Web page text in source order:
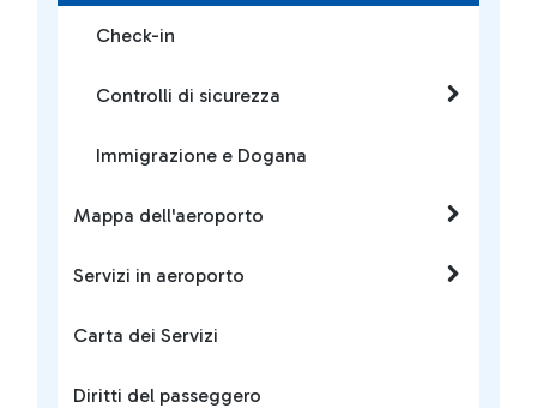
Check-in
Controlli di sicurezza
Immigrazione e Dogana
Mappa dell'aeroporto
Servizi in aeroporto
Carta dei Servizi
Diritti del passeggero